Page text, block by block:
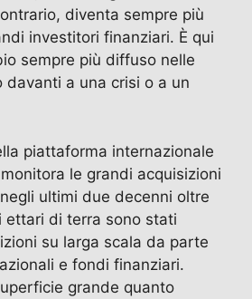
diventa sempre più
investitori finanziari. È qui
sempre più diffuso nelle
davanti a una crisi o a un
piattaforma internazionale
le grandi acquisizioni
ultimi due decenni oltre
ettari di terra sono stati
su larga scala da parte
e fondi finanziari.
grande quanto